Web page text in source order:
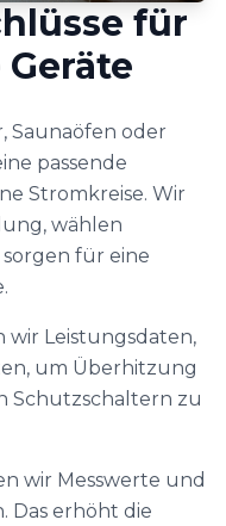
für
Saunaöfen oder
passende
Stromkreise. Wir
wählen
für eine
wir Leistungsdaten,
um Überhitzung
Schutzschaltern zu
wir Messwerte und
Das erhöht die